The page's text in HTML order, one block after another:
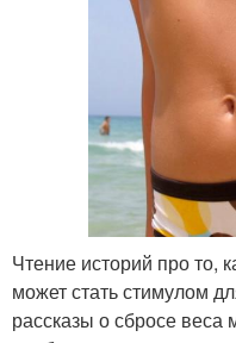
Чтение историй про то,
может стать стимулом
рассказы о сбросе